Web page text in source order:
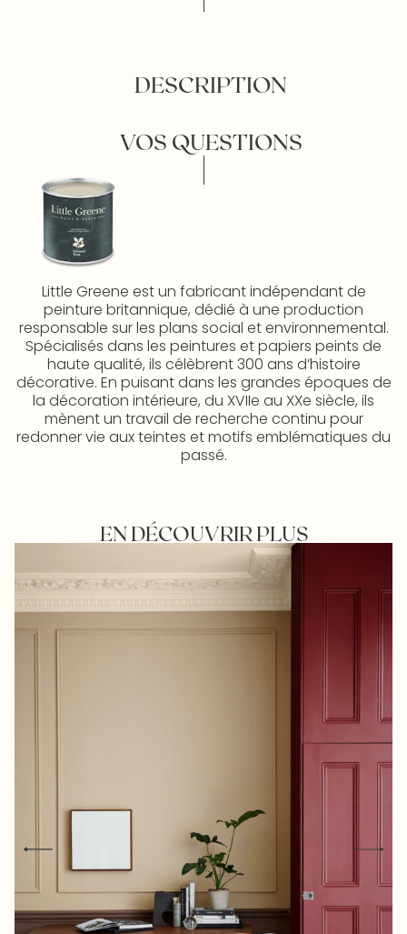
DESCRIPTION
VOS QUESTIONS
Little Greene est un fabricant indépendant de
peinture britannique, dédié à une production
responsable sur les plans social et environnemental.
Spécialisés dans les peintures et papiers peints de
haute qualité, ils célèbrent 300 ans d’histoire
décorative. En puisant dans les grandes époques de
la décoration intérieure, du XVIIe au XXe siècle, ils
mènent un travail de recherche continu pour
redonner vie aux teintes et motifs emblématiques du
passé.
EN DÉCOUVRIR PLUS